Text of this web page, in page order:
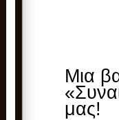
Μια
μας!‎